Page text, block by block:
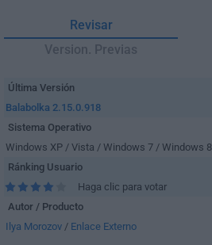
Revisar
Version. Previas
Última Versión
Balabolka 2.15.0.918
Sistema Operativo
Windows XP / Vista / Windows 7 / Windows
Ránking Usuario
Haga clic para votar
Autor / Producto
Ilya Morozov / Enlace Externo